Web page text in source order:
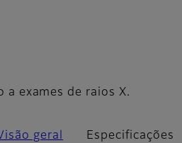
a exames de raios X.
geral Especificações